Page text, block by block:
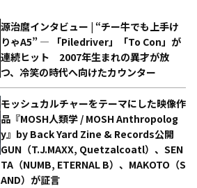
源治麿インタビュー | “チー牛でも上手け
りゃA5” ― 「Piledriver」「To Con」が
連続ヒット 2007年生まれの異才が放
つ、冷笑の時代へ向けたカウンター
モッシュカルチャーをテーマにした映像作
品『MOSH人類学 / MOSH Anthropolog
y』by Back Yard Zine & Records公開
GUN（T.J.MAXX, Quetzalcoatl）、SEN
TA（NUMB, ETERNAL B）、MAKOTO（S
AND）が証言